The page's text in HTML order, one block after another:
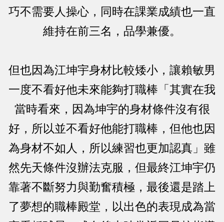
巧不需要人操心，同時在課業成績也一直
維持在前三名，品學兼優。
但也因為江坤宇身材比較矮小，讓賴敏男
一度不看好他未來能夠打職棒「其實在我
當時看來，因為坤宇的身材條件沒有很
好，所以並不看好他能打職棒，但他也因
為身材不如人，所以練習也更加認真」雖
然先天條件沒辦法克服，但最終江坤宇仍
靠著不斷努力與勤奮積極，最後還是踏上
了夢想的職棒殿堂，以出色的表現成為當